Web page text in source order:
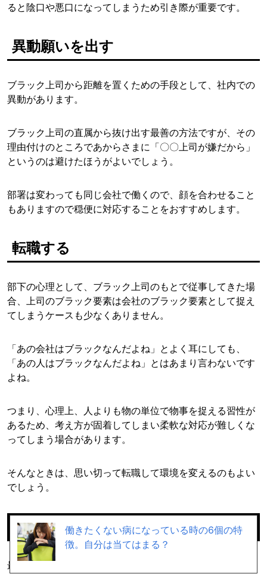
ると陰口や悪口になってしまうため引き際が重要です。
異動願いを出す
ブラック上司から距離を置くための手段として、社内での
異動があります。
ブラック上司の直属から抜け出す最善の方法ですが、その
理由付けのところであからさまに「〇〇上司が嫌だから」
というのは避けたほうがよいでしょう。
部署は変わっても同じ会社で働くので、顔を合わせること
もありますので穏便に対応することをおすすめします。
転職する
部下の心理として、ブラック上司のもとで従事してきた場
合、上司のブラック要素は会社のブラック要素として捉え
てしまうケースも少なくありません。
「あの会社はブラックなんだよね」とよく耳にしても、
「あの人はブラックなんだよね」とはあまり言わないです
よね。
つまり、心理上、人よりも物の単位で物事を捉える習性が
あるため、考え方が固着してしまい柔軟な対応が難しくな
ってしまう場合があります。
そんなときは、思い切って転職して環境を変えるのもよい
でしょう。
まとめ
最後に、ブラック上司は実際どの会社でもいます。
働きたくない病になっている時の6個の特
徴。自分は当てはまる？